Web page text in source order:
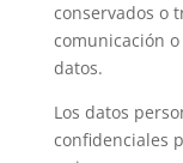
conservados o
comunicación
datos.
Los datos
confidenciales